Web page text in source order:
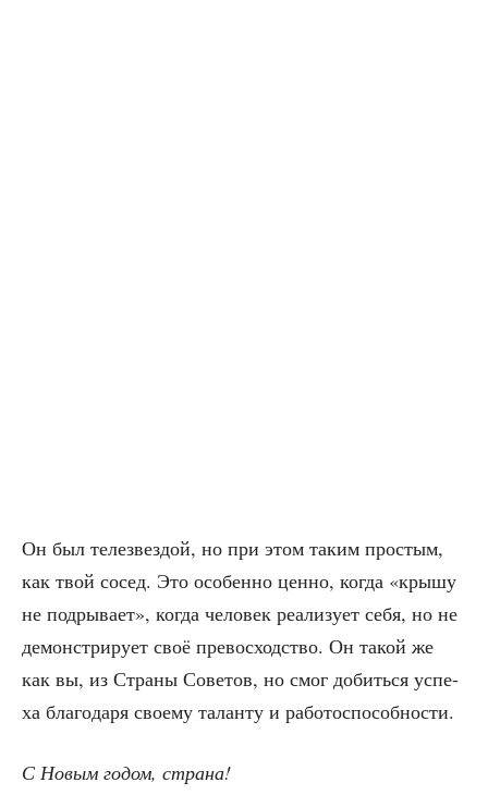
Он был телезвез­дой, но при этом таким про­стым,
как твой сосед. Это осо­бен­но цен­но, когда «кры­шу
не под­ры­ва­ет», когда чело­век реа­ли­зу­ет себя, но не
демон­стри­ру­ет своё пре­вос­ход­ство. Он такой же
как вы, из Стра­ны Сове­тов, но смог добить­ся успе­
ха бла­го­да­ря сво­е­му талан­ту и работоспособности.
С Новым годом, страна!